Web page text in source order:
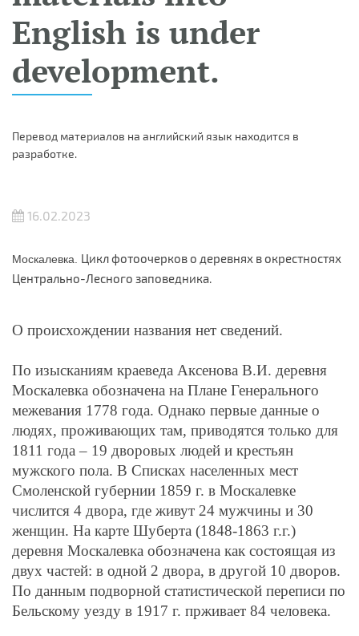
English is under
development.
Перевод материалов на английский язык находится в
разработке.
16.02.2023
Москалевка. Цикл фотоочерков о деревнях в окрестностях
Центрально-Лесного заповедника.
О происхождении названия нет сведений.
По изысканиям краеведа Аксенова В.И. деревня
Москалевка обозначена на Плане Генерального
межевания 1778 года. Однако первые данные о
людях, проживающих там, приводятся только для
1811 года – 19 дворовых людей и крестьян
мужского пола. В Списках населенных мест
Смоленской губернии 1859 г. в Москалевке
числится 4 двора, где живут 24 мужчины и 30
женщин. На карте Шуберта (1848-1863 г.г.)
деревня Москалевка обозначена как состоящая из
двух частей: в одной 2 двора, в другой 10 дворов.
По данным подворной статистической переписи по
Бельскому уезду в 1917 г. прживает 84 человека.